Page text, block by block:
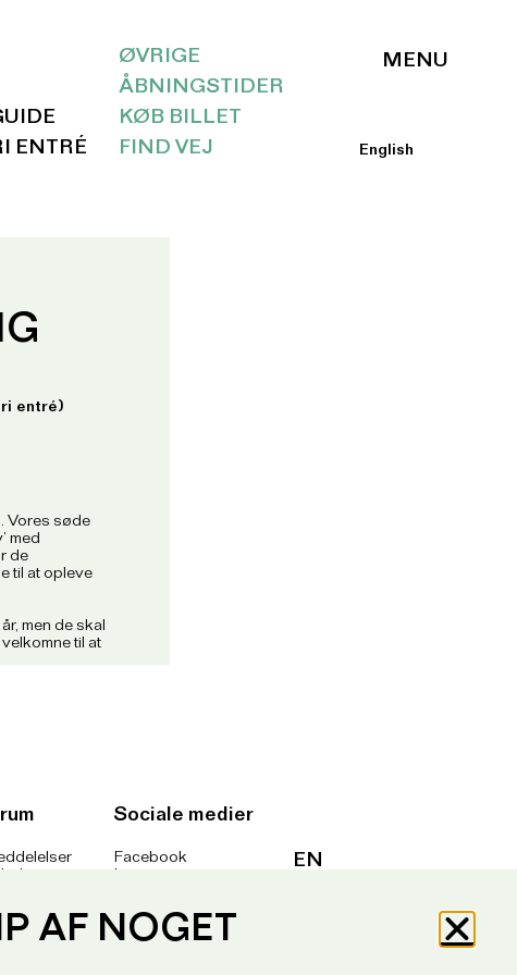
ENTRÉ
ØVRIGE
ÅBNINGSTIDER
KØB BILLET
FIND VEJ
English
entré)
Vores søde
med
de
til at opleve
men de skal
til at
mindre grupper
ønsker en
Sociale medier
Facebook
Tilmeld nyhedsbrev
EN
AF NOGET